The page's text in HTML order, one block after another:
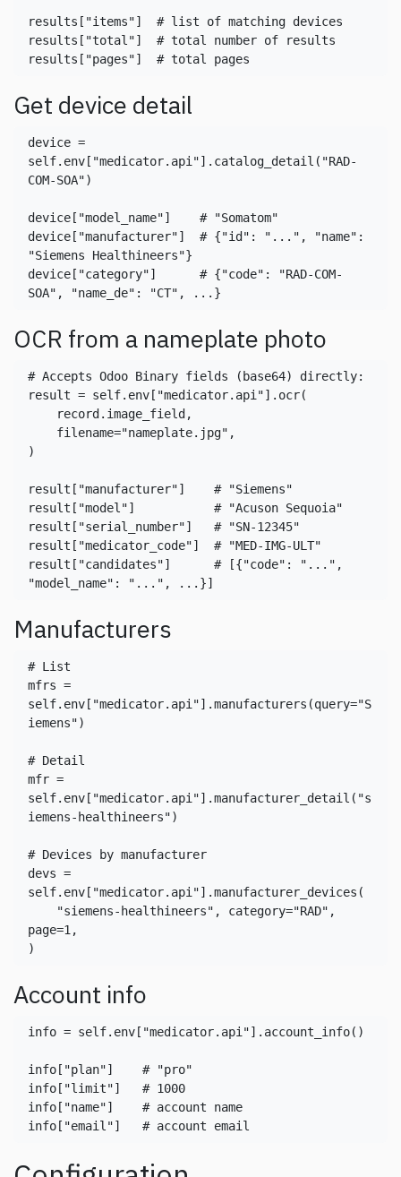
results[ "items"] # list of matching devices
results[ "total"] # total number of results
results[ "pages"] # total pages
Get device detail
device =
self.env[ "medicator.api"].catalog_detail( "RAD-
COM-SOA")
device[ "model_name"] # "Somatom"
device[ "manufacturer"] # {"id": "...", "name":
"Siemens Healthineers"}
device[ "category"] # {"code": "RAD-COM-
SOA", "name_de": "CT", ...}
OCR from a nameplate photo
# Accepts Odoo Binary fields (base64) directly:
result = self.env[ "medicator.api"].ocr(
    filename=
"nameplate.jpg" ,
)
result[ "manufacturer"] # "Siemens"
result[ "model"] # "Acuson Sequoia"
result[ "serial_number"] # "SN-12345"
result[ "medicator_code"] # "MED-IMG-ULT"
result[ "candidates"] # [{"code": "...",
"model_name": "...", ...}]
Manufacturers
# List
mfrs =
self.env[ "medicator.api"].manufacturers(query="S
iemens")
# Detail
mfr =
self.env[ "medicator.api"].manufacturer_detail( "s
iemens-healthineers")
# Devices by manufacturer
devs =
self.env[ "medicator.api"].manufacturer_devices(
"siemens-healthineers" , category="RAD" ,
page=1,
)
Account info
info = self.env[ "medicator.api"].account_info()
info[ "plan"] # "pro"
info[ "limit"] # 1000
info[ "name"] # account name
info[ "email"] # account email